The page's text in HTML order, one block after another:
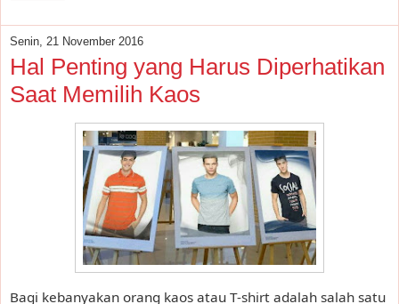
Senin, 21 November 2016
Hal Penting yang Harus Diperhatikan
Saat Memilih Kaos
Bagi kebanyakan orang kaos atau T-shirt adalah salah satu